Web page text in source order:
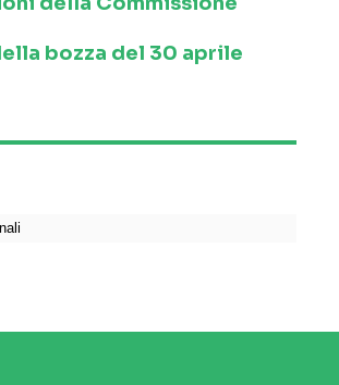
bozza del 30 aprile